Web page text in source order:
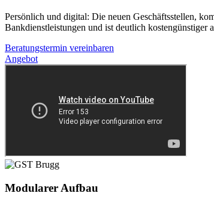
Persönlich und digital: Die neuen Geschäftsstellen,
Bankdienstleistungen und ist deutlich kostengünstiger
Beratungstermin vereinbaren
Angebot
Modularer Aufbau